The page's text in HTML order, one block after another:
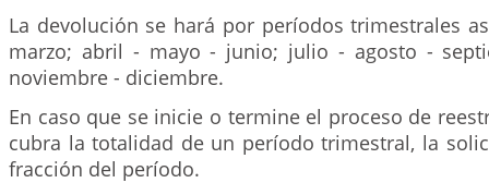
La devolución se hará por períodos trimestrales
marzo; abril - mayo - junio; julio - agosto -
noviembre - diciembre.
En caso que se inicie o termine el proceso de
cubra la totalidad de un período trimestral, la
fracción del período.